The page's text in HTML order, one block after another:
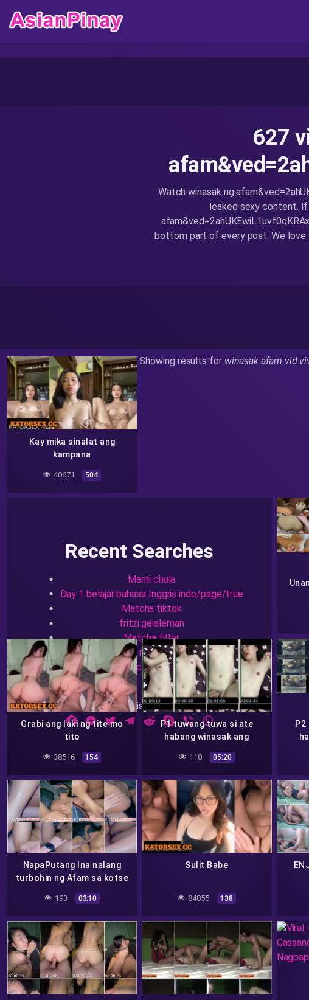
627
Watch winasak ng
leaked sexy content. If
bottom part of every post. We love
Kay mika sinalat ang
kampana
40671 504
Recent Searches
Mami chula
Day 1 belajar bahasa Inggris indo/page/true
Matcha tiktok
fritzi geisleman
Matcha filter
bocil remas susu
cenlifw
Share this results:
Facebook
Messenger
TwitterTelegram
RedditSkypeViberWhatsApp
Showing results for winasak afam vid
Grabi ang laki ng tite mo
tito
38516 154
P1 tuwang tuwa si ate
habang winasak ang
118 05:20
NapaPutang Ina nalang
turbohin ng Afam sa kotse
193 03:10
Sulit Babe
84855 138